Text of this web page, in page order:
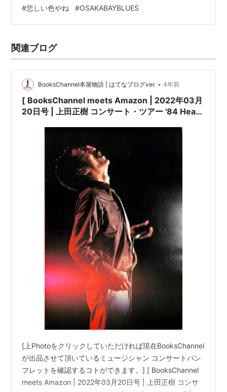
#悲しい色やね #OSAKABAYBLUES
関連ブログ
BooksChannel本屋物語 | はてなブログver. • 4年前
[ BooksChannel meets Amazon | 2022年03月
20日号 | 上田正樹 コンサート・ツアー '84 Heart
「#HUSKY」折込大型告知ポスター付 |日本のミ
ュージシャン コンサートパンフレット 特集 Part-
022 | #上田正樹 日本のR&B・ソウルシンガー シ
ンガーソングライター #悲しい色やね
#OSAKABAYBLUES 抱きしめたい 他 |
[上Photoをクリックしていただければ現在BooksChannel
が出品させて頂いているミュージシャン コンサートパン
フレットを確認するコトができます。] [ BooksChannel
meets Amazon | 2022年03月20日号 | 上田正樹 コンサ